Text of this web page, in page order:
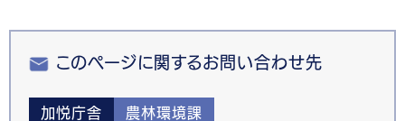
このページに関するお問い合わせ先
加悦庁舎 農林環境課